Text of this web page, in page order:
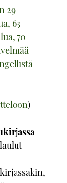
29
63
70
)